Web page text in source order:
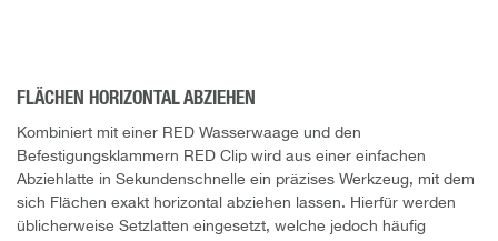
FLÄCHEN HORIZONTAL ABZIEHEN
Kombiniert mit einer RED Wasserwaage und den
Befestigungsklammern RED Clip wird aus einer einfachen
Abziehlatte in Sekundenschnelle ein präzises Werkzeug, mit dem
sich Flächen exakt horizontal abziehen lassen. Hierfür werden
üblicherweise Setzlatten eingesetzt, welche jedoch häufig